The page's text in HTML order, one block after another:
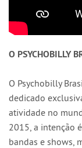
O PSYCHOBILLY
O Psychobilly
dedicado
atividade no
2015, a intenção
bandas e shows,